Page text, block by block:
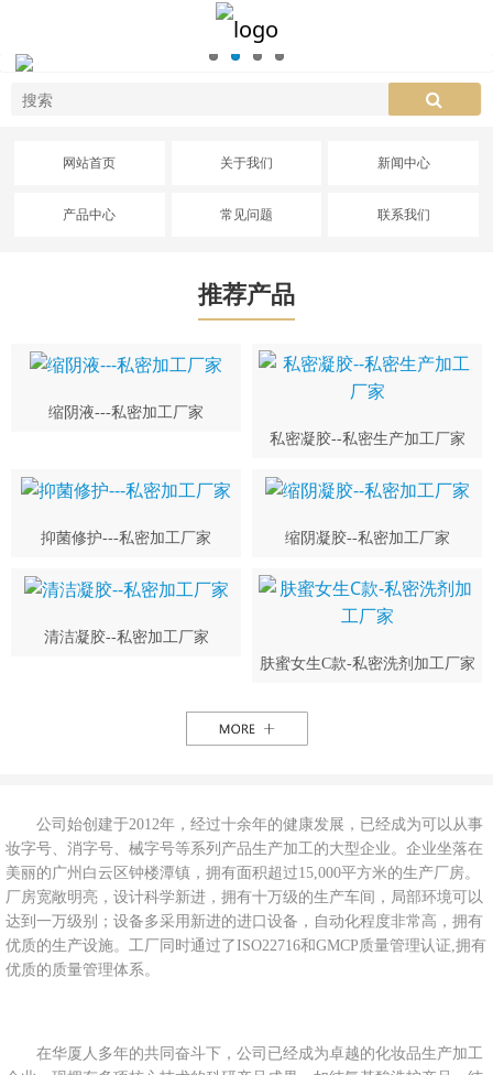
网站首页 关于我们 新闻中心
产品中心 常见问题 联系我们
推荐产品
缩阴液---私密加工厂家
私密凝胶--私密生产加工厂家
抑菌修护---私密加工厂家 缩阴凝胶--私密加工厂家
清洁凝胶--私密加工厂家
肤蜜女生C款-私密洗剂加工厂家
公司始创建于2012年，经过十余年的健康发展，已经成为可以从事
妆字号、消字号、械字号等系列产品生产加工的大型企业。企业坐落在
美丽的广州白云区钟楼潭镇，拥有面积超过15,000平方米的生产厂房。
厂房宽敞明亮，设计科学新进，拥有十万级的生产车间，局部环境可以
达到一万级别；设备多采用新进的进口设备，自动化程度非常高，拥有
优质的生产设施。工厂同时通过了ISO22716和GMCP质量管理认证,拥有
优质的质量管理体系。
在华厦人多年的共同奋斗下，公司已经成为卓越的化妆品生产加工